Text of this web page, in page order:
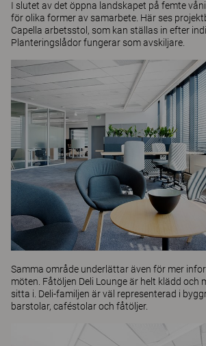
I slutet av det öppna landskapet på femte
för olika former av samarbete. Här ses
Capella arbetsstol, som kan ställas in efter
Planteringslådor fungerar som avskiljare.
Samma område underlättar även för mer
möten. Fåtöljen Deli Loungeär helt klädd och
sitta i. Deli-familjen är väl representerad i
barstolar, caféstolaroch fåtöljer.